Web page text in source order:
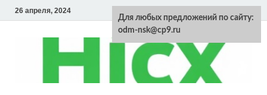
26 апреля, 2024
Для любых предложений по сайту:
odm-nsk@cp9.ru